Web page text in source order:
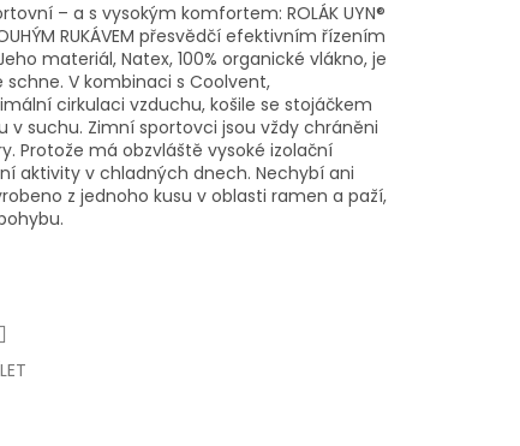
– a s vysokým komfortem: ROLÁK UYN®
RUKÁVEM přesvědčí efektivním řízením
materiál, Natex, 100% organické vlákno, je
V kombinaci s Coolvent,
cirkulaci vzduchu, košile se stojáčkem
v suchu. Zimní sportovci jsou vždy chráněni
Protože má obzvláště vysoké izolační
aktivity v chladných dnech. Nechybí ani
z jednoho kusu v oblasti ramen a paží,